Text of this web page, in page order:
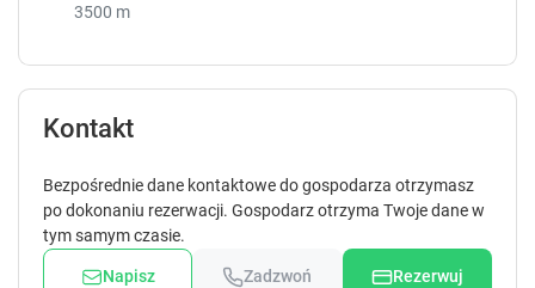
3500 m
Kontakt
Bezpośrednie dane kontaktowe do gospodarza otrzymasz
po dokonaniu rezerwacji. Gospodarz otrzyma Twoje dane w
tym samym czasie.
Napisz Zadzwoń Rezerwuj